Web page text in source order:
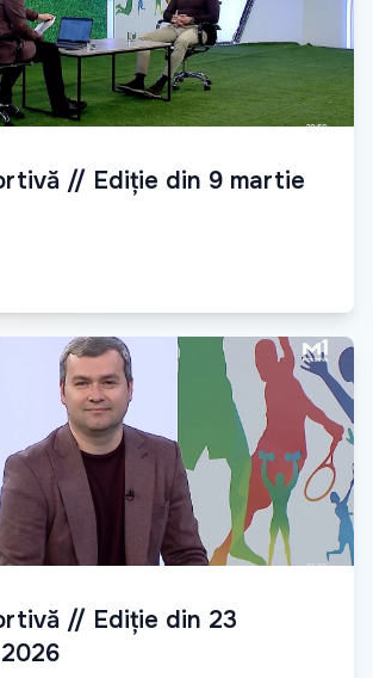
// Ediție din 9 martie
// Ediție din 23